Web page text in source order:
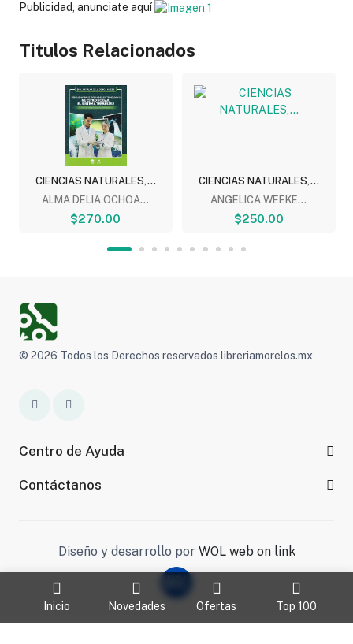
Inicio Novedades Ofertas Top 100
Publicidad, anunciate aquí
Titulos Relacionados
CIENCIAS NATURALES,...
ALMA DELIA OCHOA...
$270.00
CIENCIAS NATURALES,...
ANGELICA WEEKE...
$250.00
© 2026 Todos los Derechos reservados libreriamorelos.mx
Centro de Ayuda
Contáctanos
Diseño y desarrollo por WOL web on link